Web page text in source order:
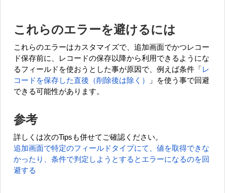
これらのエラーを避けるには
これらのエラーはカスタマイズで、追加画面でかつレコー
ド保存前に、レコードの保存以降から利用できるようにな
るフィールドを使おうとした事が原因で、例えば条件「 レ
コードを保存した直後（削除後は除く）
」を使う事で回避
できる可能性があります。
参考
詳しくは次のTipsも併せてご確認ください。
追加画面で特定のフィールドタイプにて、値を取得できな
かったり、条件で判定しようとするとエラーになるのを回
避する